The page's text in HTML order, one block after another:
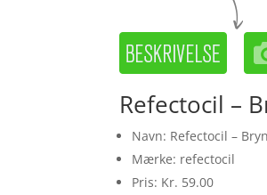
Refectocil –
Navn: Refectocil –
Mærke: refectocil
Pris: Kr. 59.00